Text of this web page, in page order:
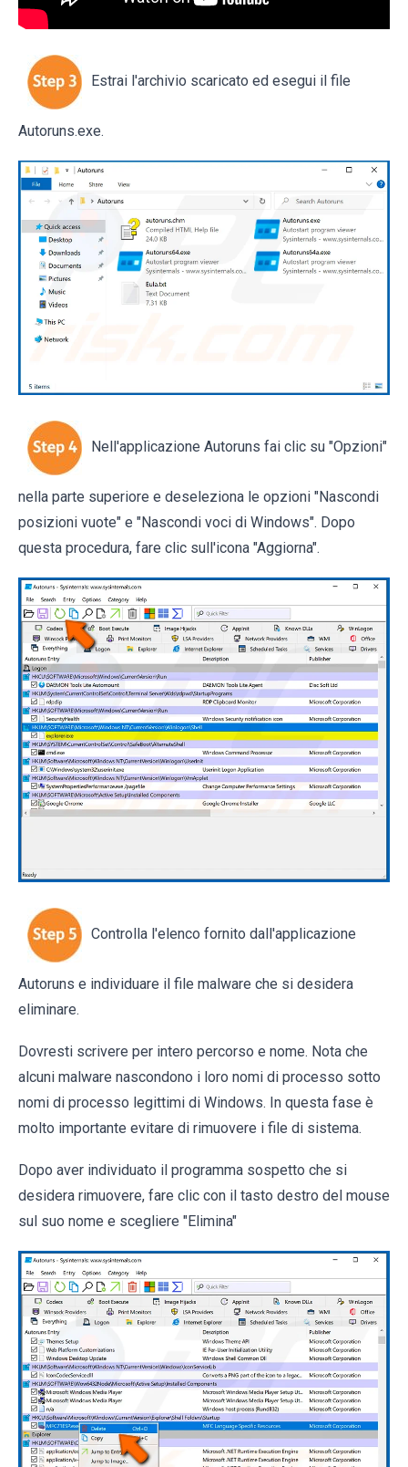
Estrai l'archivio scaricato ed esegui il file
Autoruns.exe.
Nell'applicazione Autoruns fai clic su "Opzioni"
nella parte superiore e deseleziona le opzioni "Nascondi
posizioni vuote" e "Nascondi voci di Windows". Dopo
questa procedura, fare clic sull'icona "Aggiorna".
Controlla l'elenco fornito dall'applicazione
Autoruns e individuare il file malware che si desidera
eliminare.
Dovresti scrivere per intero percorso e nome. Nota che
alcuni malware nascondono i loro nomi di processo sotto
nomi di processo legittimi di Windows. In questa fase è
molto importante evitare di rimuovere i file di sistema.
Dopo aver individuato il programma sospetto che si
desidera rimuovere, fare clic con il tasto destro del mouse
sul suo nome e scegliere "Elimina"